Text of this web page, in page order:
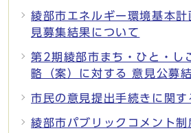
綾部市エネルギー環境基本計
見募集結果について
第2期綾部市まち・ひと・し
略（案）に対する 意見公募
市民の意見提出手続きに関す
綾部市パブリックコメント制